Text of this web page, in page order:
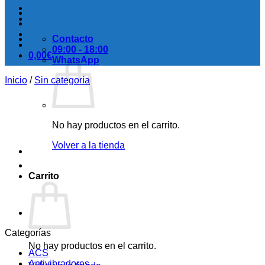
0,00€
No hay productos en el carrito.
Volver a la tienda
Carrito
No hay productos en el carrito.
Contacto
09:00 - 18:00
WhatsApp
Inicio / Sin categoría
Categorías
ACS